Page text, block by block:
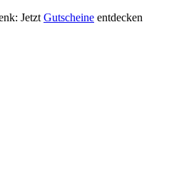
Jetzt Gutscheine entdecken